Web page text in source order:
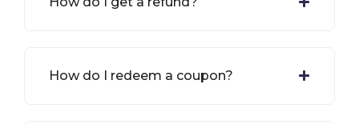
How do I redeem a coupon?